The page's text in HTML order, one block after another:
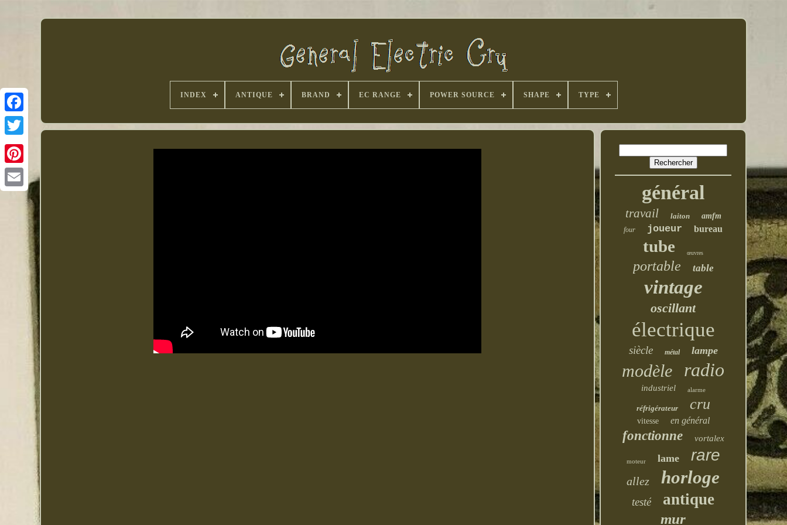
INDEX ANTIQUE BRAND EC RANGE POWER SOURCE SHAPE TYPE
général
travail laiton amfm
four joueur bureau
tube œuvres
portable table
vintage
oscillant
électrique
siècle métal lampe
modèle radio
industriel alarme
réfrigérateur cru
vitesse en général
fonctionne vortalex
moteur lame rare
allez horloge
testé antique
mur